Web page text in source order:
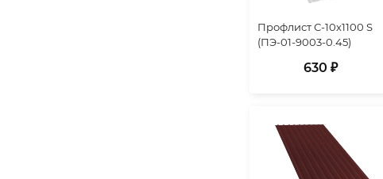
Профлист С-10х1100 S
(ПЭ-01-9003-0.45)
630 ₽